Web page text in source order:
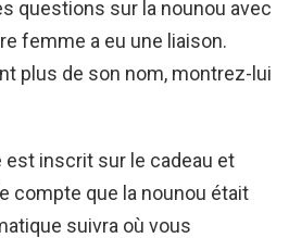
questions sur la nounou avec
femme a eu une liaison.
plus de son nom, montrez-lui
est inscrit sur le cadeau et
compte que la nounou était
suivra où vous